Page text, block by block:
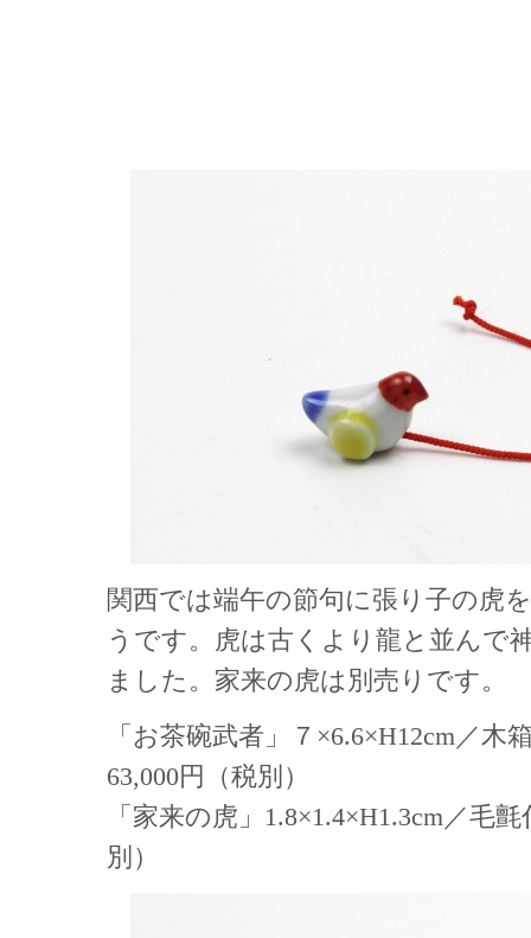
関西では端午の節句に張り子の虎
うです。虎は古くより龍と並んで
ました。家来の虎は別売りです。
「お茶碗武者」７×6.6×H12cm／木
63,000円（税別）
「家来の虎」1.8×1.4×H1.3cm／毛
別）